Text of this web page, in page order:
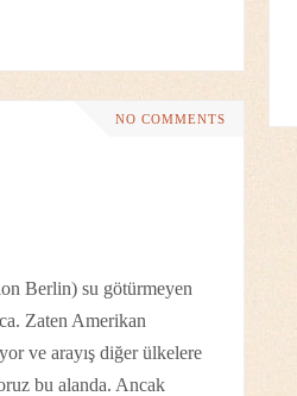
NO COMMENTS
Berlin) su götürmeyen
Zaten Amerikan
ve arayış diğer ülkelere
bu alanda. Ancak